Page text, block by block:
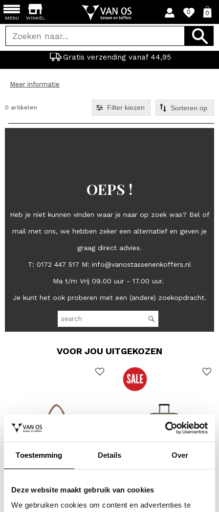
Toestemming Details Over
Deze website maakt gebruik van cookies
We gebruiken cookies om content en advertenties te
WINKEL
0 0
Gratis verzending vanaf 44,95
MENU
Meer informatie
0 artikelen Filter kiezen
OEPS !
Heb je niet kunnen vinden waar je naar op zoek was? Bel of
mail met ons, we hebben zeker een alternatief en geven je
graag direct advies.
T: 0172 447 517 M: info@vanostassenenkoffers.nl
Ma t/m Vrij 09.00 uur - 17.00 uur.
Je kunt het ook proberen met een (andere) zoekopdracht.
VOOR JOU UITGEKOZEN
grote schoudertas /
handtas dames birina
koffer / trolley /
reiskoffer 75 cm (large)